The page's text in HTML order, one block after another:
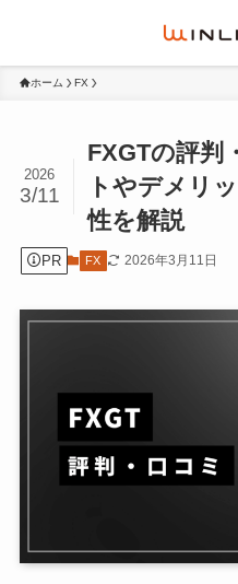
ホーム FX
FXGTの評判
トやデメリ
性を解説
2026
3/11
PR FX 2026年3月11日